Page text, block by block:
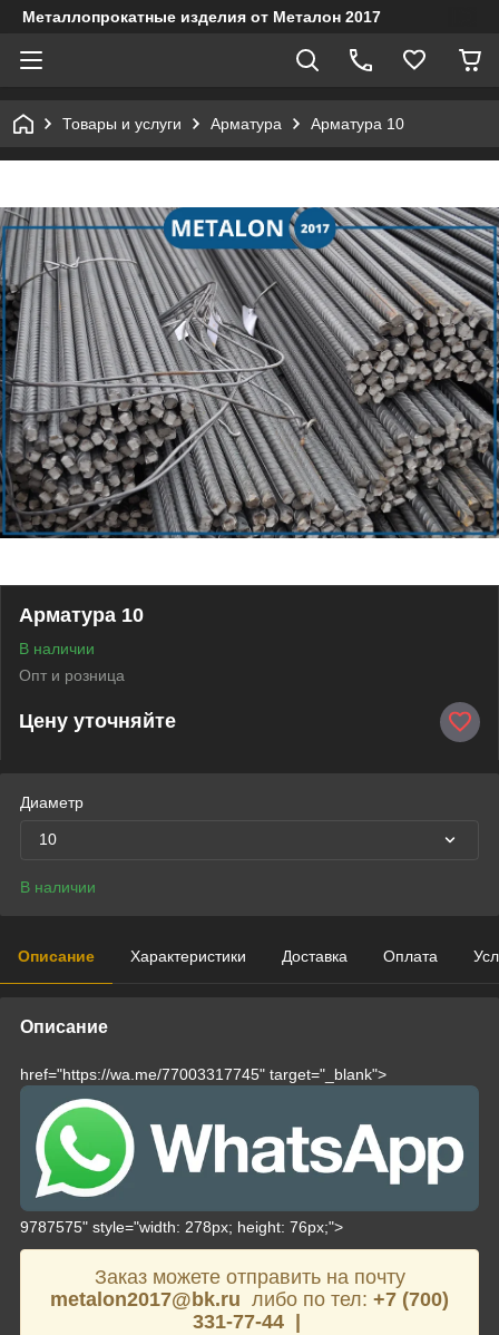
Металлопрокатные изделия от Металон 2017
Товары и услуги Арматура Арматура 10
Арматура 10
В наличии
Опт и розница
Цену уточняйте
Диаметр
10
В наличии
Описание Характеристики Доставка Оплата
Описание
href="https://wa.me/77003317745" target="_blank">
9787575" style="width: 278px; height: 76px;">
Заказ можете отправить на почту
metalon2017@bk.ru либо по тел: +7 (700)
331-77-44 |